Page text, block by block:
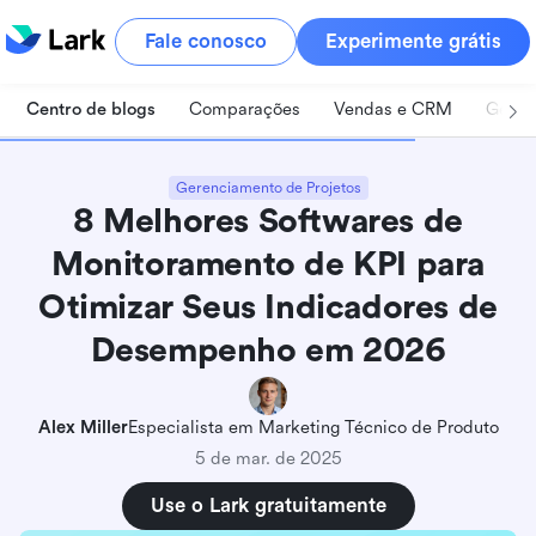
Fale conosco Experimente grátis
Centro de blogs Comparações Vendas e CRM
Gerenciamento de Projetos
8 Melhores Softwares de
Monitoramento de KPI para
Otimizar Seus Indicadores de
Desempenho em 2026
Alex MillerEspecialista em Marketing Técnico de Produto
5 de mar. de 2025
Use o Lark gratuitamente